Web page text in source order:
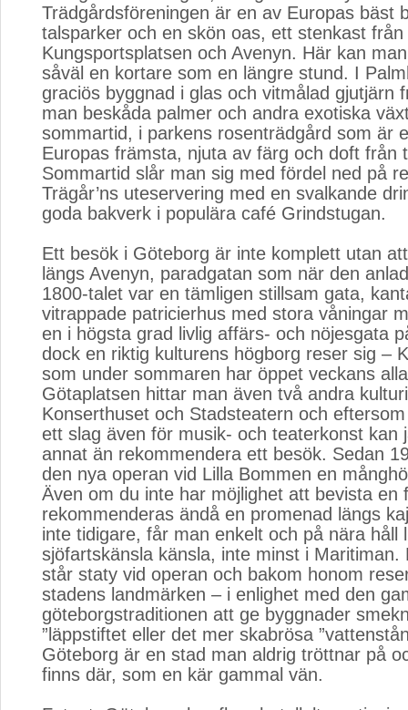
Trädgårdsföreningen är en av Europas bäst
talsparker och en skön oas, ett stenkast från
Kungsportsplatsen och Avenyn. Här kan
såväl en kortare som en längre stund. I
graciös byggnad i glas och vitmålad gjutjärn
man beskåda palmer och andra exotiska
sommartid, i parkens rosenträdgård som är
Europas främsta, njuta av färg och doft från
Sommartid slår man sig med fördel ned på
Trägår’ns uteservering med en svalkande
goda bakverk i populära café Grindstugan.
Ett besök i Göteborg är inte komplett utan
längs Avenyn, paradgatan som när den
1800-talet var en tämligen stillsam gata,
vitrappade patricierhus med stora våningar
en i högsta grad livlig affärs- och nöjesgata
dock en riktig kulturens högborg reser sig –
som under sommaren har öppet veckans
Götaplatsen hittar man även två andra
Konserthuset och Stadsteatern och
ett slag även för musik- och teaterkonst kan
annat än rekommendera ett besök. Sedan
den nya operan vid Lilla Bommen en
Även om du inte har möjlighet att bevista en
rekommenderas ändå en promenad längs
inte tidigare, får man enkelt och på nära håll
sjöfartskänsla känsla, inte minst i Maritiman.
står staty vid operan och bakom honom
stadens landmärken – i enlighet med den
göteborgstraditionen att ge byggnader
”läppstiftet eller det mer skabrösa
Göteborg är en stad man aldrig tröttnar på
finns där, som en kär gammal vän.